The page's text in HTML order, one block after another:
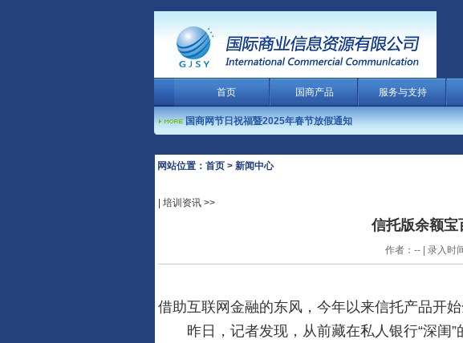
首页 国商产品 服务与支持
客服热线： 0754-88254999 0754-
国商网节日祝福暨2025年春节放假通知
国商网节日祝福暨2023年春节放假通知
国商网节日祝福暨2020年春节放假通知
阿里巴巴宣布完成收购大麦网
国商网节日祝福暨2025年春节放假通知
国商网节日祝福暨2024年春节放假通知
网站位置：首页 > 新闻中心
| 培训资讯 >>
信托版余额宝
作者：-- | 录入时
借助互联网金融的东风，今年以来信托产品开始
昨日，记者发现，从前藏在私人银行“深闺”